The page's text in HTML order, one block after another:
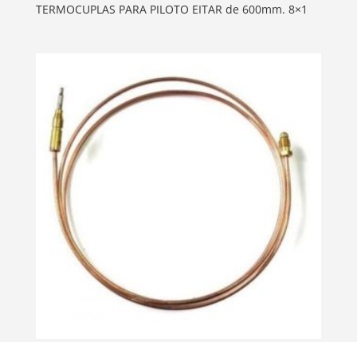
TERMOCUPLAS PARA PILOTO EITAR de 600mm. 8×1